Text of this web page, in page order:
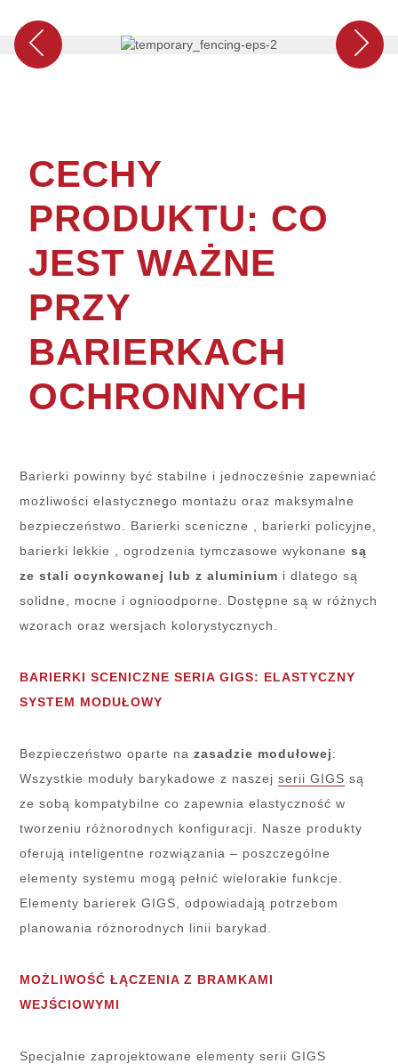
CECHY
PRODUKTU: CO
JEST WAŻNE
PRZY
BARIERKACH
OCHRONNYCH
Barierki powinny być stabilne i jednocześnie zapewniać
możliwości elastycznego montażu oraz maksymalne
bezpieczeństwo. Barierki sceniczne , barierki policyjne,
barierki lekkie , ogrodzenia tymczasowe wykonane są
ze stali ocynkowanej lub z aluminium i dlatego są
solidne, mocne i ognioodporne. Dostępne są w różnych
wzorach oraz wersjach kolorystycznych.
BARIERKI SCENICZNE SERIA GIGS: ELASTYCZNY
SYSTEM MODUŁOWY
Bezpieczeństwo oparte nazasadzie modułowej:
Wszystkie moduły barykadowe z naszejserii GIGS są
ze sobą kompatybilne co zapewnia elastyczność w
tworzeniu różnorodnych konfiguracji. Nasze produkty
oferują inteligentne rozwiązania – poszczególne
elementy systemu mogą pełnić wielorakie funkcje.
Elementy barierek GIGS, odpowiadają potrzebom
planowania różnorodnych linii barykad.
MOŻLIWOŚĆ ŁĄCZENIA Z BRAMKAMI
WEJŚCIOWYMI
Specjalnie zaprojektowane elementy serii GIGS